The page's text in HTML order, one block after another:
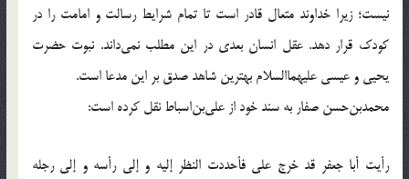
نیست؛ زیرا خداوند متعال قادر است تا تمام شرایط رسالت و امامت را در
کودک قرار دهد. عقل انسان بعدی در این مطلب نمی‌داند. نبوت حضرت
یحیی و عیسی علیهما‌السلام بهترین شاهد صدق بر این مدعا است.
محمدبن‌حسن صفار به سند خود از علی‌بن‌اسباط نقل کرده است:
رأیت أبا جعفر قد خرج علی فأحددت النظر إلیه و إلى رأسه و إلى رجله